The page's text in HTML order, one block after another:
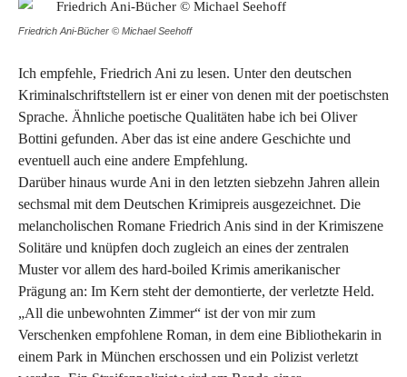
Friedrich Ani-Bücher © Michael Seehoff
Ich empfehle, Friedrich Ani zu lesen. Unter den deutschen
Kriminalschriftstellern ist er einer von denen mit der poetischsten
Sprache. Ähnliche poetische Qualitäten habe ich bei Oliver
Bottini gefunden. Aber das ist eine andere Geschichte und
eventuell auch eine andere Empfehlung.
Darüber hinaus wurde Ani in den letzten siebzehn Jahren allein
sechsmal mit dem Deutschen Krimipreis ausgezeichnet. Die
melancholischen Romane Friedrich Anis sind in der Krimiszene
Solitäre und knüpfen doch zugleich an eines der zentralen
Muster vor allem des hard-boiled Krimis amerikanischer
Prägung an: Im Kern steht der demontierte, der verletzte Held.
„All die unbewohnten Zimmer“ ist der von mir zum
Verschenken empfohlene Roman, in dem eine Bibliothekarin in
einem Park in München erschossen und ein Polizist verletzt